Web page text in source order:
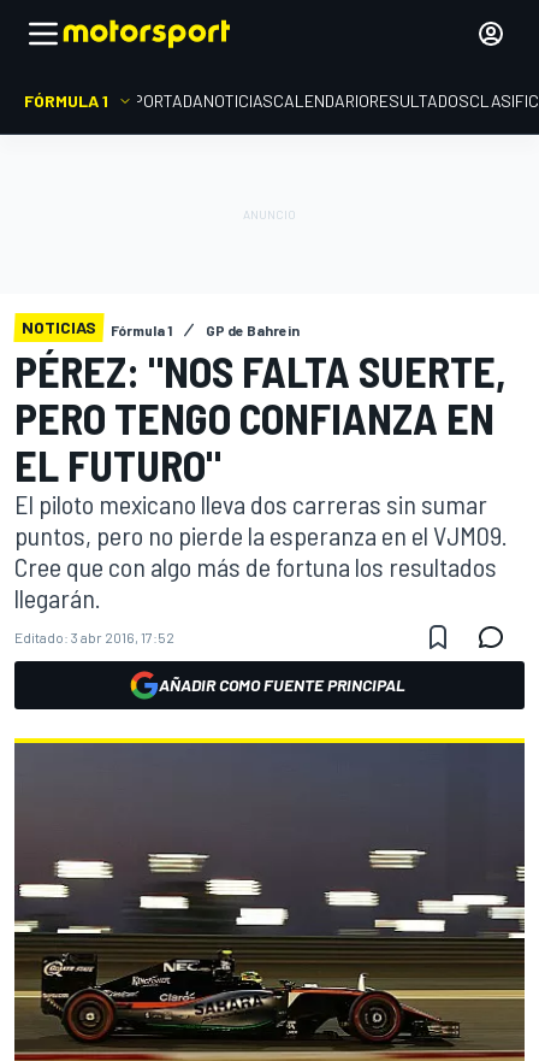
FÓRMULA 1 PORTADANOTICIASCALENDARIORESULTADOS
NOTICIAS Fórmula 1 GP de Bahrein
PÉREZ: "NOS FALTA SUERTE,
PERO TENGO CONFIANZA EN
EL FUTURO"
El piloto mexicano lleva dos carreras sin sumar
puntos, pero no pierde la esperanza en el VJM09.
Cree que con algo más de fortuna los resultados
llegarán.
Editado: 3 abr 2016, 17:52
AÑADIR COMO FUENTE PRINCIPAL